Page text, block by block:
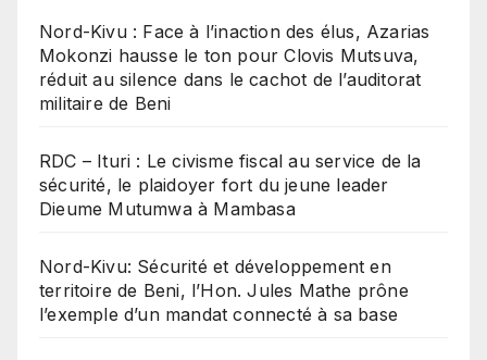
Nord-Kivu : Face à l’inaction des élus, Azarias
Mokonzi hausse le ton pour Clovis Mutsuva,
réduit au silence dans le cachot de l’auditorat
militaire de Beni
RDC – Ituri : Le civisme fiscal au service de la
sécurité, le plaidoyer fort du jeune leader
Dieume Mutumwa à Mambasa
Nord-Kivu: Sécurité et développement en
territoire de Beni, l’Hon. Jules Mathe prône
l’exemple d’un mandat connecté à sa base